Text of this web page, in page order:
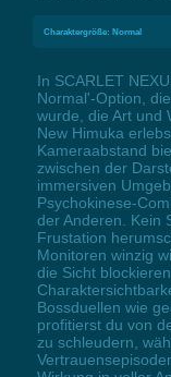
Charaktergröße: Normal
In SCARLET
Normal'-Option,
wurde, die Art und
New Himuka
Kameraabstand
zwischen der
immersiven
Psychokinese-
der Anderen. Kein
Frustation
Monitoren winzig
die Sicht
Bossduellen wie
profitierst du von
zu schleudern,